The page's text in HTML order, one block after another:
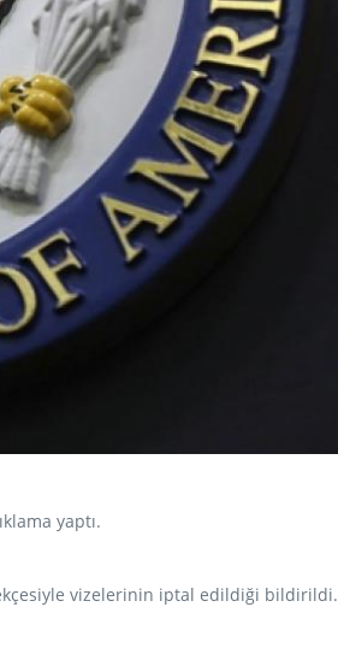
yaptı.
vizelerinin iptal edildiği bildirildi.